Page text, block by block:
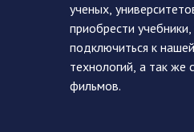
ученых,
приобрести
подключиться к
технологий, а так
фильмов.